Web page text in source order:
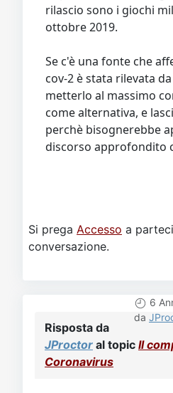
rilascio sono i giochi
ottobre 2019.
Se c'è una fonte che
cov-2 è stata rilevata
metterlo al massimo
come alternativa, e
perchè bisognerebbe
discorso approfondito
Si prega Accesso a
conversazione.
6
da
Risposta da
JProctor al topic Il
Coronavirus